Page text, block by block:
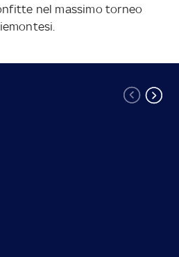
nel massimo torneo